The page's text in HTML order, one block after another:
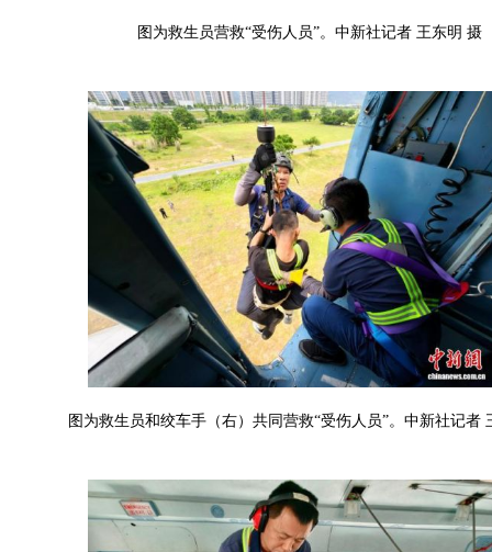
图为救生员营救“受伤人员”。中新社记者 王东明 摄
图为救生员和绞车手（右）共同营救“受伤人员”。中新社记者